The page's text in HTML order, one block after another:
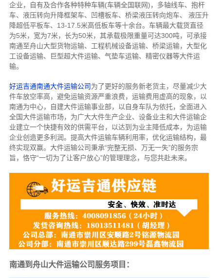
企业，自有及合作各种特种车辆(车辆全国联网)，多轴线车、抱杆
车、液压转向升降框架车、凹槽板车、桥梁液压转向炮车、 液压升
降超低平板车、13-17.5米高低板车等十余台。车辆最大载货直径
为5米，宽为7米，长为50米，其承载极限重量可达300吨，可承接
南通至舟山大型货物运输、工程机械设备运输、桥梁运输，大型化
工设备运输、巨型超大件运输、气垫车运输、精密仪器等大件运
输。
好运吉通南通大件运输公司为了更好的服务新老货主，尽量减少大
件车放空率高，避免运输资源严重浪费，运输费用虚高的现象，以
南通为中心，自建大件运输事业部，以自身车队为依托，全面进入
全国大件运输市场，为广大大件生产企业、设备业主和大件运输企
业建立一个快捷有效的供需平台，以达到为业主降低成本，为运输
企业创造更多利润。提高大件运输车辆利用率，优化运输结构，最
终实现双赢。大件运输公司秉承“完整无损、万无一失”的服务宗
旨，恪守“一切为了让客户放心”的管理理念，与您共赴未来。
南通到舟山大件运输公司服务项目：